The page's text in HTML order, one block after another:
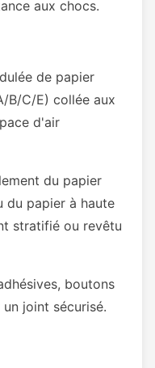
aux chocs.
de papier
B/C/E) collée aux
d'air
du papier
du papier à haute
stratifié ou revêtu
boutons
joint sécurisé.